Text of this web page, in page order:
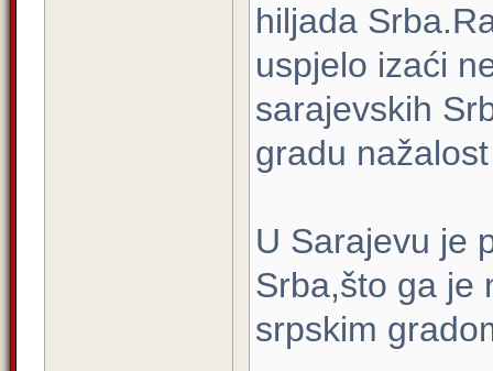
hiljada
uspjelo izaći
sarajevskih
gradu
U Sarajevu je
Srba,što ga je
srpskim